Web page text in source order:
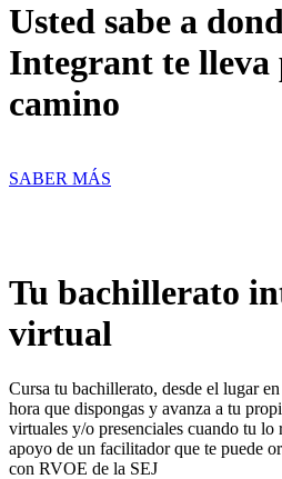
Usted sabe a
Integrant te lleva
camino
SABER MÁS
Tu bachillerato
virtual
Cursa tu bachillerato, desde el lugar
hora que dispongas y avanza a tu
virtuales y/o presenciales cuando tu lo
apoyo de un facilitador que te puede
con RVOE de la SEJ